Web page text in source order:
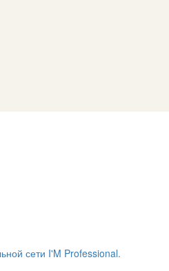
сети I'M Professional.